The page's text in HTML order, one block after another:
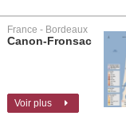
France - Bordeaux
Canon-Fronsac
Voir plus